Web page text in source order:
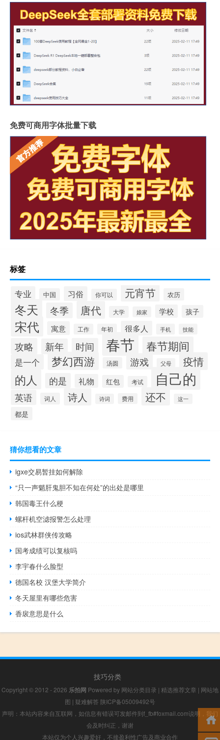
免费可商用字体批量下载
标签
专业 中国 习俗 你可以 元宵节 农历
冬天 冬季 唐代 大学 娘家 学校 孩子
宋代 寓意 工作 年初 很多人 手机 技能
攻略 新年 时间 春节 春节期间
是一个 梦幻西游 汤圆 游戏 父母 疫情
的人 的是 礼物 红包 考试 自己的
英语 词人 诗人 诗词 费用 还不 这一
都是
猜你想看的文章
igxe交易暂挂如何解除
“只一声魈肝鬼胆不知在何处”的出处是哪里
韩国毒王什么梗
螺杆机空滤报警怎么处理
ios武林群侠传攻略
国考成绩可以复核吗
李宇春什么脸型
德国名校 汉堡大学简介
冬天屋里有哪些危害
香扆意思是什么
技巧分类
Copyright © 2012 - 2026 乐拍网 Powered by 网站分类目录 | 精选推荐文章 | 网站地
图 | 疑难解答 陕ICP备05009492号
声明：本站内容来自互联网，如信息有错误可发邮件到f_fb#foxmail.com说明，我们
会及时纠正，谢谢
本站仅为个人兴趣爱好，不接盈利性广告及商业合作